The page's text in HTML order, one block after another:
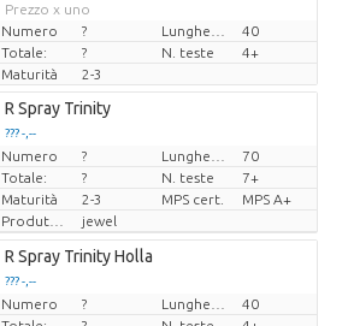
Prezzo x uno
Numero
?
40
Totale:
? N. teste
4+
Maturità
2-3
R Spray Trinity
??? -,--
Prezzo x uno
Numero ?
70
Totale:
? N. teste
7+
Maturità
2-3 MPS cert.
MPS A+
Produttore
jewel
R Spray Trinity Holla
??? -,--
Prezzo x uno
Numero ?
40